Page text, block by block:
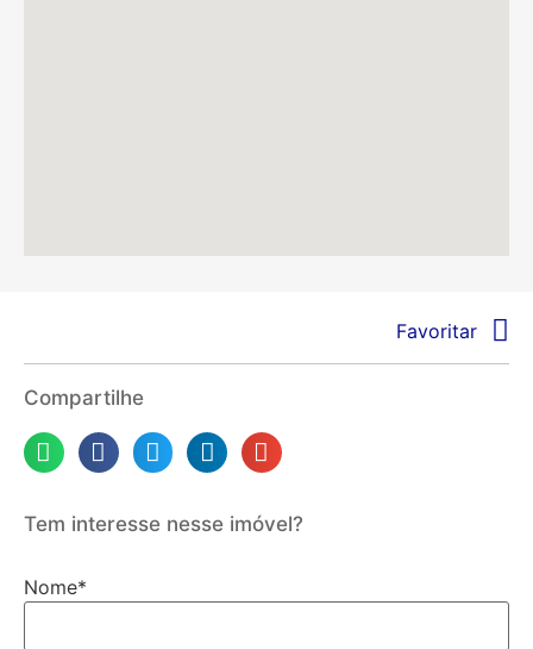
Favoritar
Compartilhe
Tem interesse nesse imóvel?
Nome*